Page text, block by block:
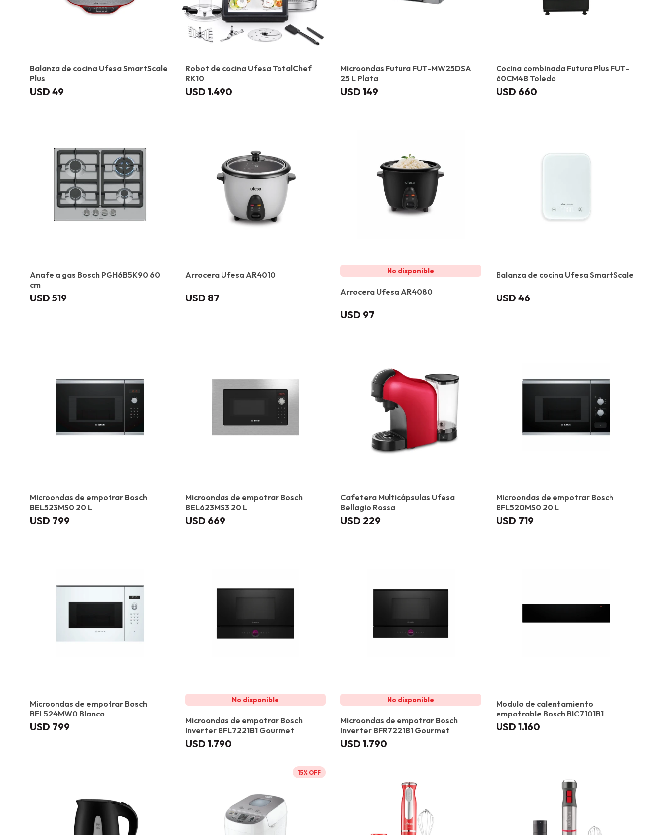
Balanza de cocina Ufesa SmartScale
Plus
USD 49
Robot de cocina Ufesa TotalChef
RK10
USD 1.490
Microondas Futura FUT-MW25DSA
25 L Plata
USD 149
Cocina combinada Futura Plus FUT-
60CM4B Toledo
USD 660
Anafe a gas Bosch PGH6B5K90 60
cm
USD 519
Arrocera Ufesa AR4010
USD 87 Arrocera Ufesa AR4080
USD 97
Balanza de cocina Ufesa SmartScale
USD 46
Microondas de empotrar Bosch
BEL523MS0 20 L
USD 799
Microondas de empotrar Bosch
BEL623MS3 20 L
USD 669
Cafetera Multicápsulas Ufesa
Bellagio Rossa
USD 229
Microondas de empotrar Bosch
BFL520MS0 20 L
USD 719
Microondas de empotrar Bosch
BFL524MW0 Blanco
USD 799
Microondas de empotrar Bosch
Inverter BFL7221B1 Gourmet
USD 1.790
Microondas de empotrar Bosch
Inverter BFR7221B1 Gourmet
USD 1.790
Modulo de calentamiento
empotrable Bosch BIC7101B1
USD 1.160
15